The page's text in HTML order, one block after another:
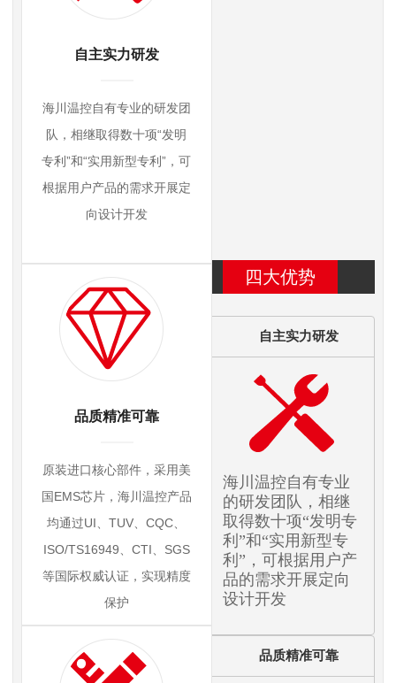
自主实力研发
海川温控自有专业的研发团
队，相继取得数十项“发明
专利”和“实用新型专利”，可
根据用户产品的需求开展定
向设计开发
品质精准可靠
原装进口核心部件，采用美
国EMS芯片，海川温控产品
均通过UI、TUV、CQC、
ISO/TS16949、CTI、SGS
等国际权威认证，实现精度
保护
四大优势
自主实力研发
海川温控自有专业
的研发团队，相继
取得数十项“发明专
利”和“实用新型专
利”，可根据用户产
品的需求开展定向
设计开发
品质精准可靠